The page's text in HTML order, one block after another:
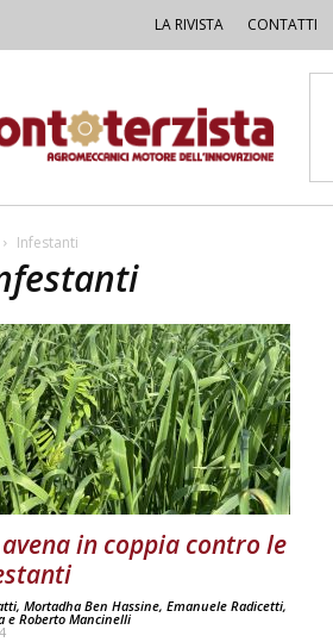
LA RIVISTA CONTATTI
Infestanti
avena in coppia contro le
, Mortadha Ben Hassine, Emanuele Radicetti,
e Roberto Mancinelli